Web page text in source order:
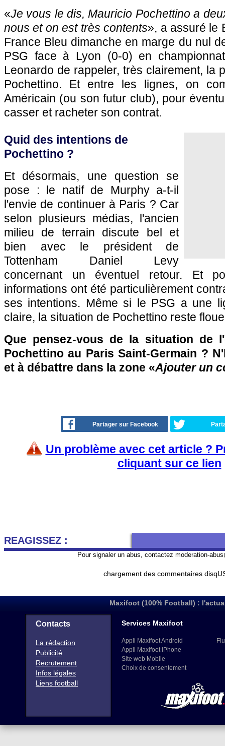
«Je vous le dis, Mauricio Pochettino a
nous et on est très contents», a assuré le
France Bleu dimanche en marge du nul
PSG face à Lyon (0-0) en
Leonardo de rappeler, très clairement, la
Pochettino. Et entre les lignes, on
Américain (ou son futur club), pour
casser et racheter son contrat.
Quid des intentions de
Pochettino ?
Et désormais, une question se
pose : le natif de Murphy a-t-il
l'envie de continuer à Paris ? Car
selon plusieurs médias, l'ancien
milieu de terrain discute bel et
bien avec le président de
Tottenham Daniel Levy
concernant un éventuel retour. Et
informations ont été particulièrement
ses intentions. Même si le PSG a une
claire, la situation de Pochettino reste
Que pensez-vous de la situation de
Pochettino au Paris Saint-Germain ?
et à débattre dans la zone «Ajouter un
Partager sur Facebook
Un problème avec cet article ?
cliquant sur ce lien
REAGISSEZ :
Pour signaler un abus, contactez moderation-
chargement des commentaires
Maxifoot (100% Football) :
Contacts
La rédaction
Publicité
Recrutement
Infos légales
Liens football
Services Maxifoot
Appli Maxifoot Android
Appli Maxifoot iPhone
Site web Mobile
Choix de consentement